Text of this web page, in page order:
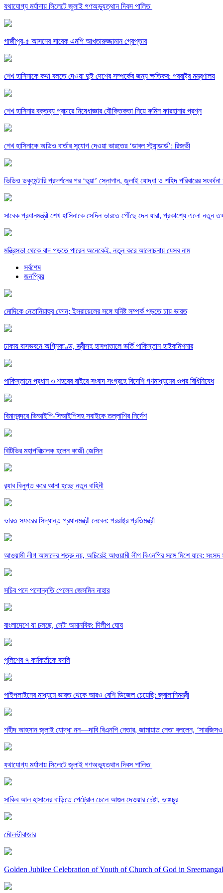
যথাযোগ্য মর্যাদায় সিলেটে জুলাই গণঅভ্যুত্থান দিবস পালিত
গাজীপুর-৫ আসনের সাবেক এমপি আখতারুজ্জামান গ্রেপ্তার
শেখ হাসিনাকে কথা বলতে দেওয়া দুই দেশের সম্পর্কের জন্য ক্ষতিকর: পররাষ্ট্র মন্ত্রণালয়
শেখ হাসিনার বক্তব্য প্রচারে নিষেধাজ্ঞার যৌক্তিকতা নিয়ে রুমিন ফারহানার প্রশ্ন
শেখ হাসিনাকে অডিও বার্তার সুযোগ দেওয়া ভারতের ‘ডাবল স্ট্যান্ডার্ড’: রিজভী
ভিডিও ডকুমেন্টারি প্রদর্শনের পর ‘ভুয়া’ স্লোগান, জুলাই যোদ্ধা ও শহিদ পরিবারের সংবর্ধনা
সাবেক প্রধানমন্ত্রী শেখ হাসিনাকে সেদিন ভারতে পৌঁছে দেন যারা, প্রকাশ্যে এলো নতুন
মন্ত্রিসভা থেকে বাদ পড়তে পারেন অনেকেই, নতুন করে আলোচনায় যেসব নাম
সর্বশেষ
জনপ্রিয়
মোদিকে নেতানিয়াহুর ফোন; ইসরায়েলের সঙ্গে ঘনিষ্ট সম্পর্ক গড়তে চায় ভারত
ঢাকায় বাসভবনে অগ্নিকাণ্ড, স্ত্রীসহ হাসপাতালে ভর্তি পাকিস্তান হাইকমিশনার
পাকিস্তানে প্রধান ৩ শহরের বাইরে সংবাদ সংগ্রহে বিদেশি গণমাধ্যমের ওপর বিধিনিষেধ
বিমানবন্দরে ভিআইপি-সিআইপিসহ সবাইকে তল্লাশির নির্দেশ
বিটিভির মহাপরিচালক হলেন কাজী জেসিন
র‍্যাব বিলুপ্ত করে আনা হচ্ছে নতুন বাহিনী
ভারত সফরের সিদ্ধান্ত প্রধানমন্ত্রী নেবেন: পররাষ্ট্র প্রতিমন্ত্রী
আওয়ামী লীগ আমাদের শত্রু নয়, অচিরেই আওয়ামী লীগ বিএনপির সঙ্গে মিশে যাবে: সংসদ
সচিব পদে পদোন্নতি পেলেন জেসমিন নাহার
বাংলাদেশে যা চলছে, সেটা অমানবিক: দিলীপ ঘোষ
পুলিশের ৭ কর্মকর্তাকে বদলি
পাইপলাইনের মাধ্যমে ভারত থেকে আরও বেশি ডিজেল চেয়েছি: জ্বালানিমন্ত্রী
শহীদ আহসান জুলাই যোদ্ধা নন—দাবি বিএনপি নেতার, জামায়াত নেতা বললেন,
যথাযোগ্য মর্যাদায় সিলেটে জুলাই গণঅভ্যুত্থান দিবস পালিত
সাকিব আল হাসানের বাড়িতে পেট্রোল ঢেলে আগুন দেওয়ার চেষ্টা, ভাঙচুর
মৌলভীবাজার
Golden Jubilee Celebration of Youth of Church of God in Sreemangal